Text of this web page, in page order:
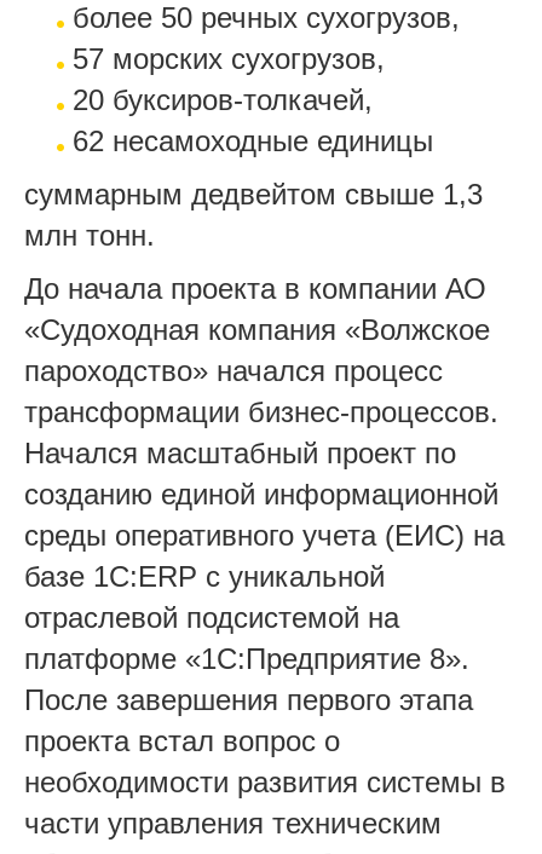
более 50 речных сухогрузов,
57 морских сухогрузов,
20 буксиров-толкачей,
62 несамоходные единицы
суммарным дедвейтом свыше 1,3
млн тонн.
До начала проекта в компании АО
«Судоходная компания «Волжское
пароходство» начался процесс
трансформации бизнес-процессов.
Начался масштабный проект по
созданию единой информационной
среды оперативного учета (ЕИС) на
базе 1С:ERP с уникальной
отраслевой подсистемой на
платформе «1С:Предприятие 8».
После завершения первого этапа
проекта встал вопрос о
необходимости развития системы в
части управления техническим